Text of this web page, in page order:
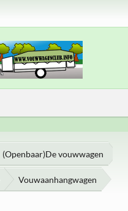
(Openbaar)De vouwwagen
Vouwaanhangwagen